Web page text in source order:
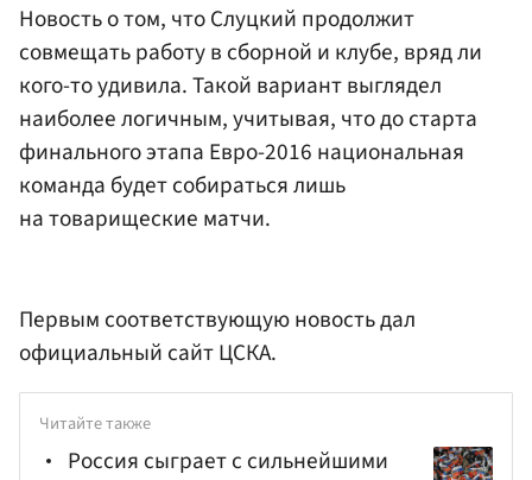
Новость о том, что Слуцкий продолжит
совмещать работу в сборной и клубе, вряд ли
кого-то удивила. Такой вариант выглядел
наиболее логичным, учитывая, что до старта
финального этапа Евро-2016 национальная
команда будет собираться лишь
на товарищеские матчи.
Первым соответствующую новость дал
официальный сайт ЦСКА.
Читайте также
Россия сыграет с сильнейшими